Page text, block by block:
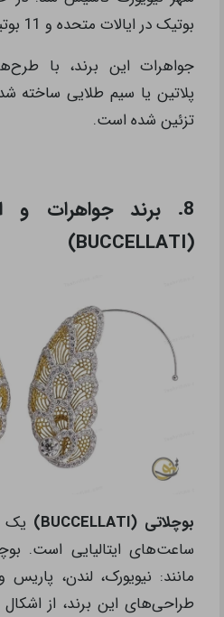
بوتیک در ایالات متحده و 11 بوتیک بین‌المللی فعال دارد.
جواهرات این برند، با
پلاتین یا سیم طلایی ساخته
تزئین شده است.
8. برند جواهرات و
(BUCCELLATI)
بوچلاتی (BUCCELLATI)
یک
ساعت‌های ایتالیایی است.
مانند: نیویورک، لندن،
طراحی‌های این برند، از